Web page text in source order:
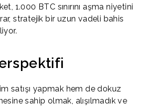
1.000 BTC sınırını aşma niyetini
stratejik bir uzun vadeli bahis
satışı yapmak hem de dokuz
sahip olmak, alışılmadık ve